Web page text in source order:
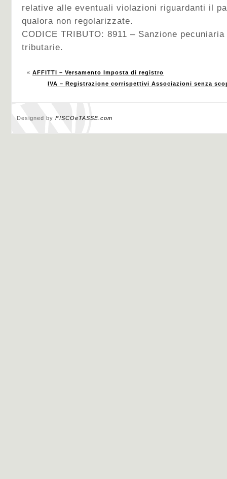
relative alle eventuali violazioni riguardanti il
qualora non regolarizzate.
CODICE TRIBUTO: 8911 – Sanzione
tributarie.
« AFFITTI – Versamento Imposta di registro
IVA – Registrazione corrispettivi Associazioni senza
Designed by FISCOeTASSE.com